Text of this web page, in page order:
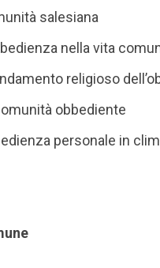
salesiana
nella vita
religioso
obbediente
personale in